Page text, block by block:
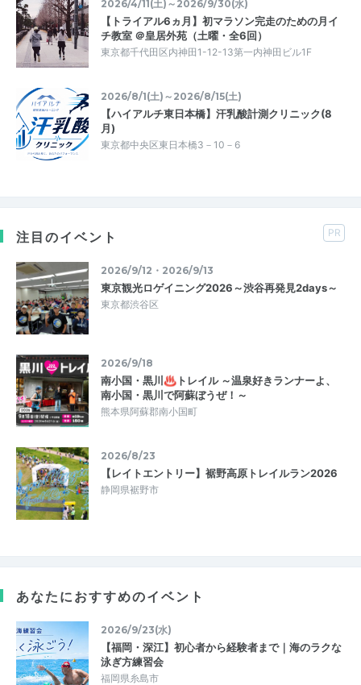
2026/4/11(土)～2026/9/30(水)
【トライアル6ヵ月】初マラソン完走のための月イ
チ教室 ＠皇居外苑（土曜・全6回）
東京都千代田区内神田1-12-13第一内神田ビル1F
2026/8/1(土)～2026/8/15(土)
【ハイアルチ東日本橋】汗乳酸計測クリニック(8
月)
東京都中央区東日本橋3－10－6
注目のイベント PR
2026/9/12・2026/9/13
東京観光ロゲイニング2026～渋谷再発見2days～
東京都渋谷区
2026/9/18
南小国・黒川♨トレイル ～温泉好きランナーよ、
南小国・黒川で阿蘇ぼうぜ！～
熊本県阿蘇郡南小国町
2026/8/23
【レイトエントリー】裾野高原トレイルラン2026
静岡県裾野市
あなたにおすすめのイベント
2026/9/23(水)
【福岡・深江】初心者から経験者まで｜海のラクな
泳ぎ方練習会
福岡県糸島市